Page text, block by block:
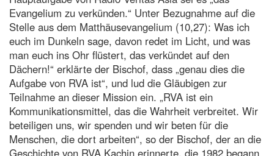
Evangelium zu verkünden.“ Unter Bezugnahme auf die
Stelle aus dem Matthäusevangelium (10,27): Was ich
euch im Dunkeln sage, davon redet im Licht, und was
man euch ins Ohr flüstert, das verkündet auf den
Dächern!“ erklärte der Bischof, dass „genau dies die
Aufgabe von RVA ist“, und lud die Gläubigen zur
Teilnahme an dieser Mission ein. „RVA ist ein
Kommunikationsmittel, das die Wahrheit verbreitet. Wir
beteiligen uns, wir spenden und wir beten für die
Menschen, die dort arbeiten“, so der Bischof, der an die
Geschichte von RVA Kachin erinnerte, die 1982 begann